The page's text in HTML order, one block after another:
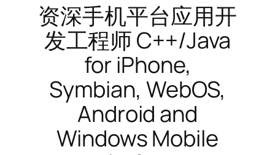
资深手机平台应用开
发工程师 C++/Java
for iPhone,
Symbian, WebOS,
Android and
Windows Mobile